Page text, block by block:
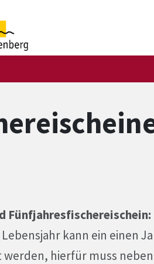
Fünfjahresfischereischein:
Lebensjahr kann ein einen
hierfür muss